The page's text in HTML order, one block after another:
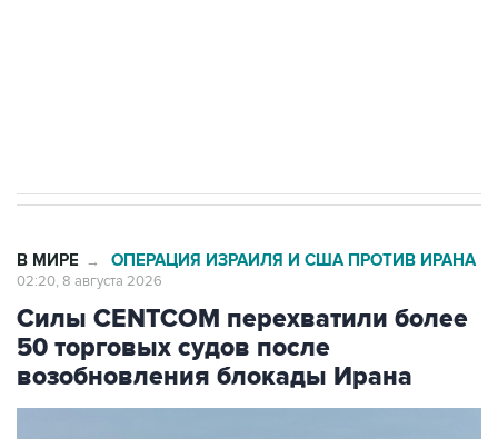
В МИРЕ → ОПЕРАЦИЯ ИЗРАИЛЯ И США ПРОТИВ ИРАНА
02:20, 8 августа 2026
Силы CENTCOM перехватили более
50 торговых судов после
возобновления блокады Ирана